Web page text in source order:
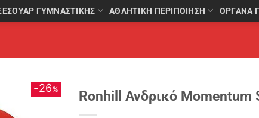
ΓΥΜΝΑΣΤΙΚΉΣ ΑΘΛΗΤΙΚΉ ΠΕΡΙΠΟΊΗΣΗ ΌΡΓΑΝΑ
26% Ronhill Ανδρικό Momentum